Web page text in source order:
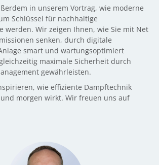
in unserem Vortrag, wie moderne
Schlüssel für nachhaltige
werden. Wir zeigen Ihnen, wie Sie mit Net
senken, durch digitale
smart und wartungsoptimiert
maximale Sicherheit durch
gewährleisten.
wie effiziente Dampftechnik
morgen wirkt. Wir freuen uns auf